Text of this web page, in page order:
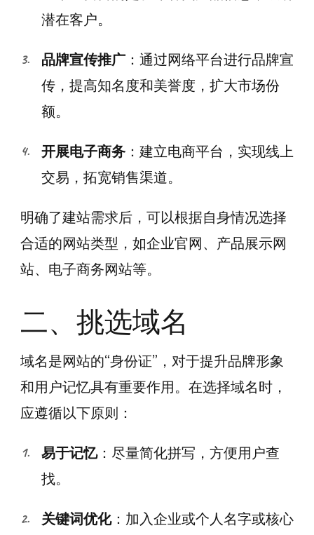
潜在客户。
品牌宣传推广 ：通过网络平台进行品牌宣
传，提高知名度和美誉度，扩大市场份
额。
开展电子商务 ：建立电商平台，实现线上
交易，拓宽销售渠道。
明确了建站需求后，可以根据自身情况选择
合适的网站类型，如企业官网、产品展示网
站、电子商务网站等。
二、挑选域名
域名是网站的“身份证”，对于提升品牌形象
和用户记忆具有重要作用。在选择域名时，
应遵循以下原则：
易于记忆：尽量简化拼写，方便用户查
找。
关键词优化：加入企业或个人名字或核心